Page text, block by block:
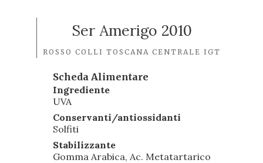
Ser Amerigo 2010
ROSSO COLLI TOSCANA CENTRALE IGT
Scheda Alimentare
Ingrediente
UVA
Conservanti/antiossidanti
Solfiti
Stabilizzante
Gomma Arabica, Ac. Metatartarico